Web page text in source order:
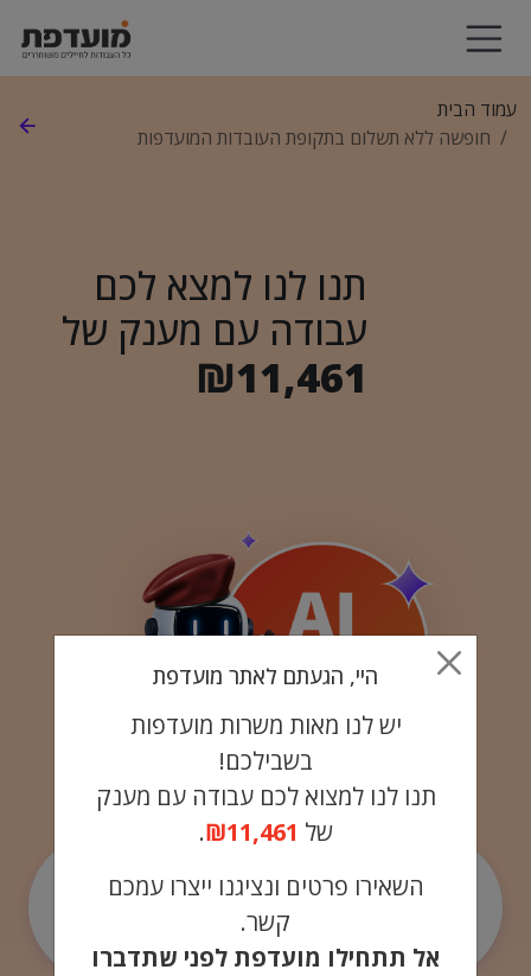
עמוד הבית
חופשה ללא תשלום בתקופת העובדות המועדפות
תנו לנו למצא לכם
עבודה עם מענק של
₪11,461
תרצו
לעבוד?
היי, הגעתם לאתר מועדפת
יש לנו מאות משרות מועדפות
בשבילכם!
תנו לנו למצוא לכם עבודה עם מענק
של ₪11,461
.
השאירו פרטים ונציגנו ייצרו עמכם
קשר.
אל תתחילו מועדפת לפני שתדברו